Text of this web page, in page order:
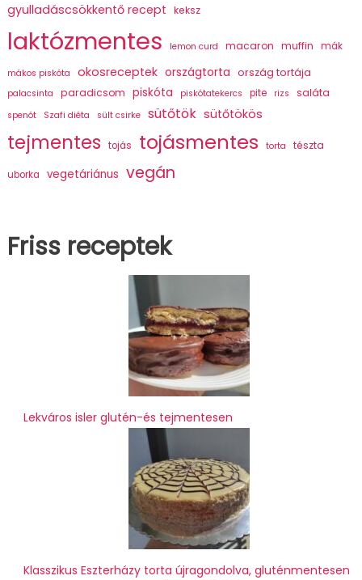
gyulladáscsökkentő recept keksz
laktózmentes lemon curd macaron muffin mák
mákos piskóta okosreceptek országtorta ország tortája
palacsinta paradicsom piskóta piskótatekercs pite rizs saláta
spenót Szafi diéta sült csirke sütőtök sütőtökös
tejmentes tojás tojásmentes torta tészta
uborka vegetáriánus vegán
Friss receptek
Lekváros isler glutén-és tejmentesen
Klasszikus Eszterházy torta újragondolva, gluténmentesen